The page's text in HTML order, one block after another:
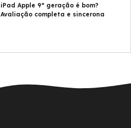
iPad Apple 9ª geração é bom?
Avaliação completa e sincerona